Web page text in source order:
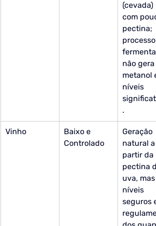
(cevada)
com
pectina;
processo
não gera
metanol
níveis
.
Vinho
Baixo e
Controlado
Geração
natural a
partir da
pectina
uva, mas
níveis
seguros e